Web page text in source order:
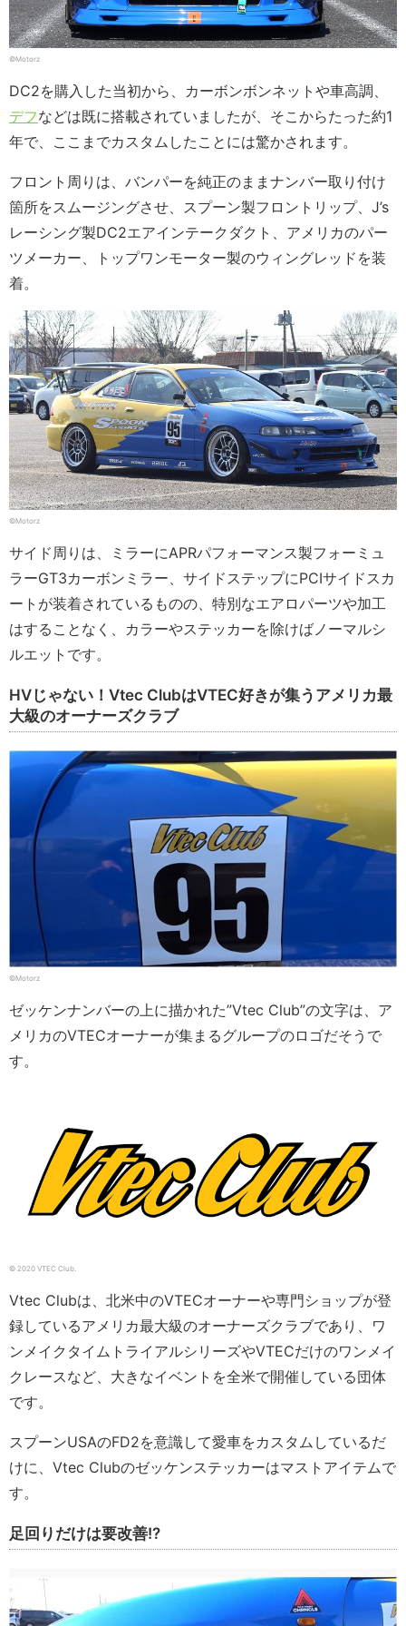
©Motorz
DC2を購入した当初から、カーボンボンネットや車高調、
デフなどは既に搭載されていましたが、そこからたった約1
年で、ここまでカスタムしたことには驚かされます。
フロント周りは、バンパーを純正のままナンバー取り付け
箇所をスムージングさせ、スプーン製フロントリップ、J’s
レーシング製DC2エアインテークダクト、アメリカのパー
ツメーカー、トップワンモーター製のウィングレッドを装
着。
©Motorz
サイド周りは、ミラーにAPRパフォーマンス製フォーミュ
ラーGT3カーボンミラー、サイドステップにPCIサイドスカ
ートが装着されているものの、特別なエアロパーツや加工
はすることなく、カラーやステッカーを除けばノーマルシ
ルエットです。
HVじゃない！Vtec ClubはVTEC好きが集うアメリカ最
大級のオーナーズクラブ
©Motorz
ゼッケンナンバーの上に描かれた”Vtec Club”の文字は、ア
メリカのVTECオーナーが集まるグループのロゴだそうで
す。
© 2020 VTEC Club.
Vtec Clubは、北米中のVTECオーナーや専門ショップが登
録しているアメリカ最大級のオーナーズクラブであり、ワ
ンメイクタイムトライアルシリーズやVTECだけのワンメイ
クレースなど、大きなイベントを全米で開催している団体
です。
スプーンUSAのFD2を意識して愛車をカスタムしているだ
けに、Vtec Clubのゼッケンステッカーはマストアイテムで
す。
足回りだけは要改善!?